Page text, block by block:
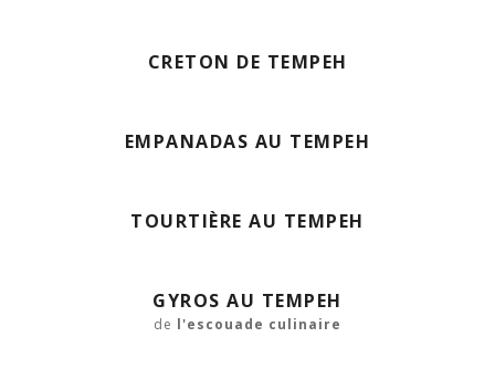
CRETON DE TEMPEH
EMPANADAS AU TEMPEH
TOURTIÈRE AU TEMPEH
GYROS AU TEMPEH
de l'escouade culinaire